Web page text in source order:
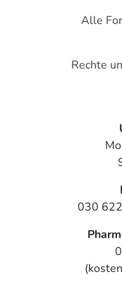
Alle
Rechte
030